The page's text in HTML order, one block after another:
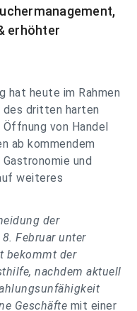
erhöhter
hat heute im Rahmen
des dritten harten
von Handel
ab kommendem
und
weiteres
der
Februar unter
bekommt der
nachdem aktuell
Geschäfte mit einer